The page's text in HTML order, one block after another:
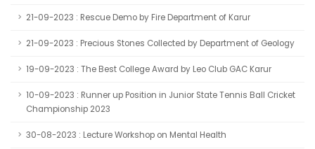
21-09-2023 : Rescue Demo by Fire Department of Karur
21-09-2023 : Precious Stones Collected by Department of Geology
19-09-2023 : The Best College Award by Leo Club GAC Karur
10-09-2023 : Runner up Position in Junior State Tennis Ball Cricket
Championship 2023
30-08-2023 : Lecture Workshop on Mental Health